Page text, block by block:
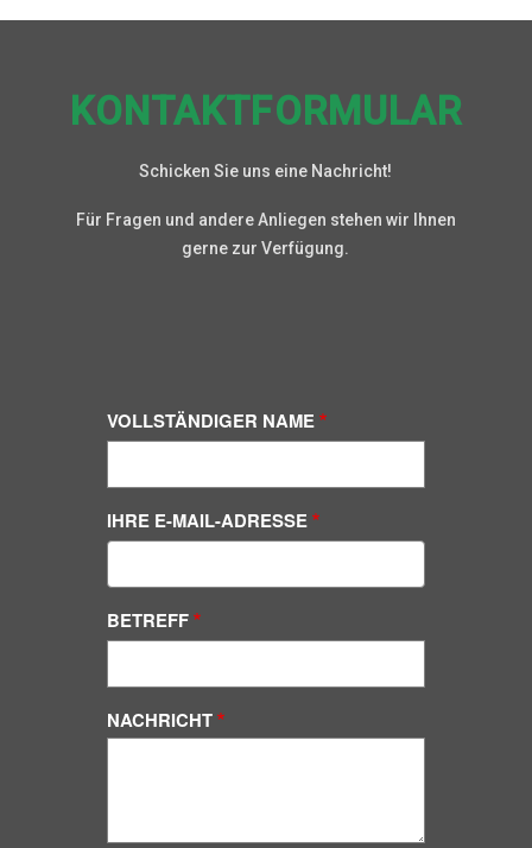
KONTAKTFORMULAR
Schicken Sie uns eine Nachricht!
Für Fragen und andere Anliegen stehen wir Ihnen
gerne zur Verfügung.
VOLLSTÄNDIGER NAME
IHRE E-MAIL-ADRESSE
BETREFF
NACHRICHT